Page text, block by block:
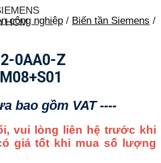
HCM
công nghiệp / Biến tần Siemens /
0AA0-Z
bao gồm VAT ----
vui lòng liên hệ trước khi
giá tốt khi mua số lượng